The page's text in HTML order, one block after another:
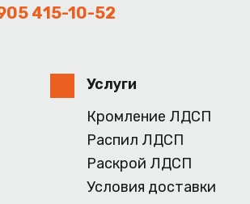
415-10-52
Услуги
Кромление ЛДСП
Распил ЛДСП
Раскрой ЛДСП
Условия доставки